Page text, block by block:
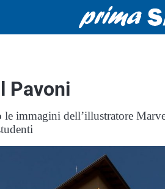
Pavoni
le immagini dell’illustratore